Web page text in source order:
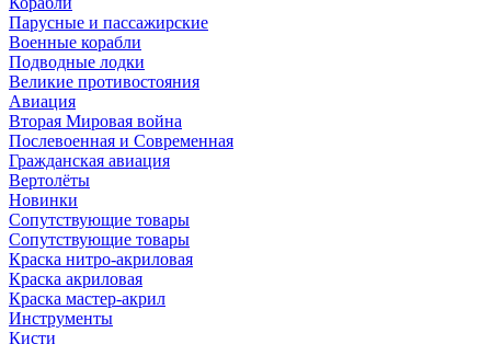
Парусные и пассажирские
Военные корабли
Подводные лодки
Великие противостояния
Авиация
Вторая Мировая война
Послевоенная и Современная
Гражданская авиация
Вертолёты
Новинки
Сопутствующие товары
Сопутствующие товары
Краска нитро-акриловая
Краска акриловая
Краска мастер-акрил
Инструменты
Кисти